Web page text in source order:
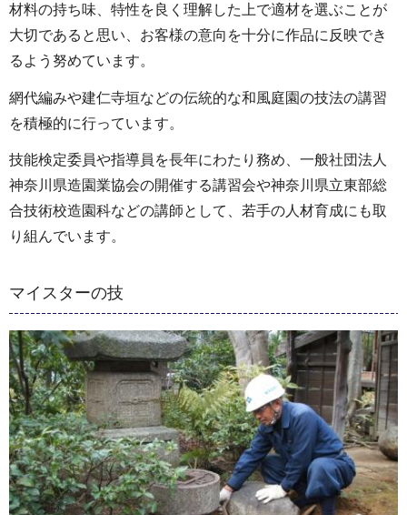
材料の持ち味、特性を良く理解した上で適材を選ぶことが
大切であると思い、お客様の意向を十分に作品に反映でき
るよう努めています。
網代編みや建仁寺垣などの伝統的な和風庭園の技法の講習
を積極的に行っています。
技能検定委員や指導員を長年にわたり務め、一般社団法人
神奈川県造園業協会の開催する講習会や神奈川県立東部総
合技術校造園科などの講師として、若手の人材育成にも取
り組んでいます。
マイスターの技